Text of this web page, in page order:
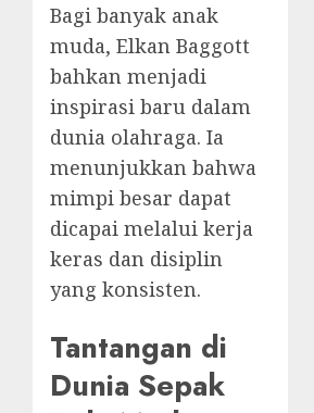
Bagi banyak anak
muda, Elkan Baggott
bahkan menjadi
inspirasi baru dalam
dunia olahraga. Ia
menunjukkan bahwa
mimpi besar dapat
dicapai melalui kerja
keras dan disiplin
yang konsisten.
Tantangan di
Dunia Sepak